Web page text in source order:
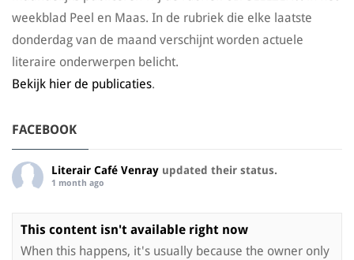
weekblad Peel en Maas. In de rubriek die elke laatste
donderdag van de maand verschijnt worden actuele
literaire onderwerpen belicht.
Bekijk hier de publicaties.
FACEBOOK
Literair Café Venray updated their status.
1 month ago
This content isn't available right now
When this happens, it's usually because the owner only